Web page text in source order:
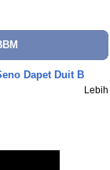
Dapet Duit B
Lebih